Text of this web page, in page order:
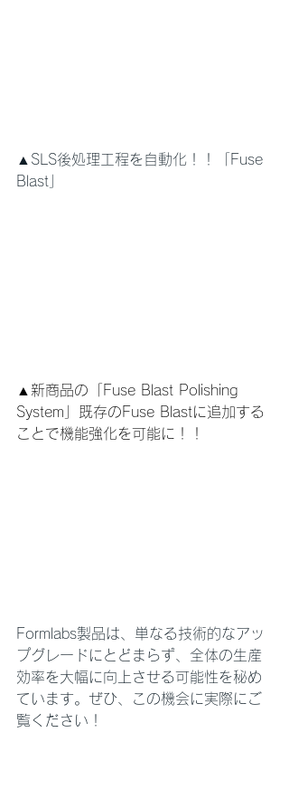
▲SLS後処理工程を自動化！！「Fuse
Blast」
▲新商品の「Fuse Blast Polishing
System」既存のFuse Blastに追加する
ことで機能強化を可能に！！
Formlabs製品は、単なる技術的なアッ
プグレードにとどまらず、全体の生産
効率を大幅に向上させる可能性を秘め
ています。ぜひ、この機会に実際にご
覧ください！